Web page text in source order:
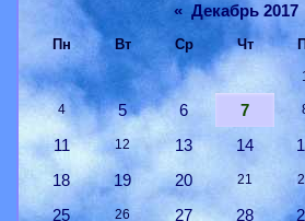
« Декабрь 2017
Пн Вт Ср Чт
4 5 6 7
11 12 13 14
18 19 20 21
25 26 27 28